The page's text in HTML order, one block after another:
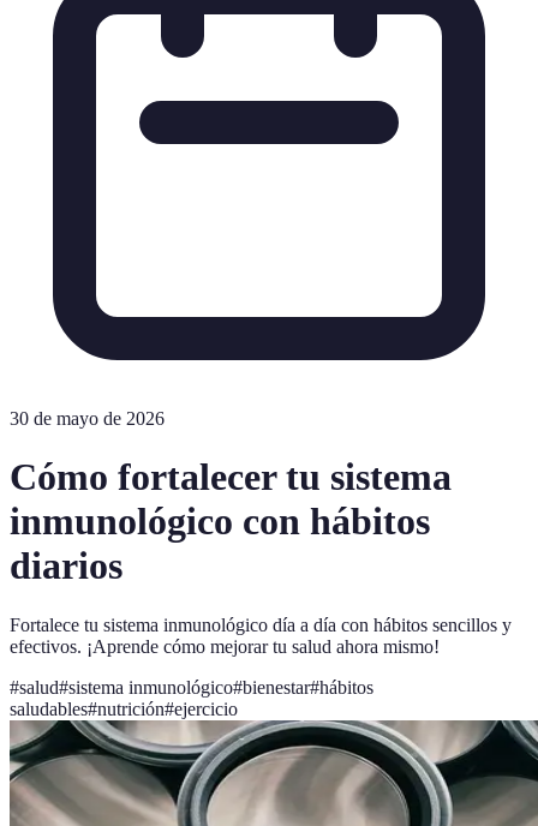
30 de mayo de 2026
Cómo fortalecer tu sistema
inmunológico con hábitos
diarios
Fortalece tu sistema inmunológico día a día con hábitos sencillos y
efectivos. ¡Aprende cómo mejorar tu salud ahora mismo!
#salud#sistema inmunológico#bienestar#hábitos
saludables#nutrición#ejercicio